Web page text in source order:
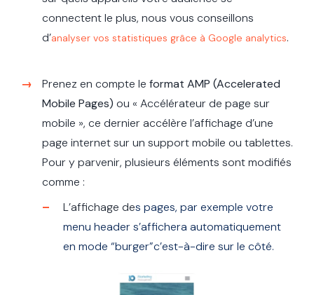
connectent le plus, nous vous conseillons
d’analyser vos statistiques grâce à Google analytics.
Prenez en compte le format AMP (Accelerated
Mobile Pages) ou « Accélérateur de page sur
mobile », ce dernier accélère l’affichage d’une
page internet sur un support mobile ou tablettes.
Pour y parvenir, plusieurs éléments sont modifiés
comme :
L’affichage des pages, par exemple votre
menu headers’affichera automatiquement
en mode “burger”c’est-à-dire sur le côté.